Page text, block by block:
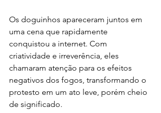
Os doguinhos apareceram juntos em
uma cena que rapidamente
conquistou a internet. Com
criatividade e irreverência, eles
chamaram atenção para os efeitos
negativos dos fogos, transformando o
protesto em um ato leve, porém cheio
de significado.